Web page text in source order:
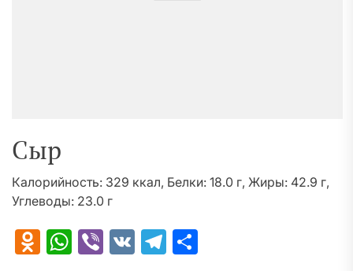
Сыр
Калорийность: 329 ккал, Белки: 18.0 г, Жиры: 42.9 г,
Углеводы: 23.0 г
Odnoklassniki
WhatsApp
Viber
VK Telegram